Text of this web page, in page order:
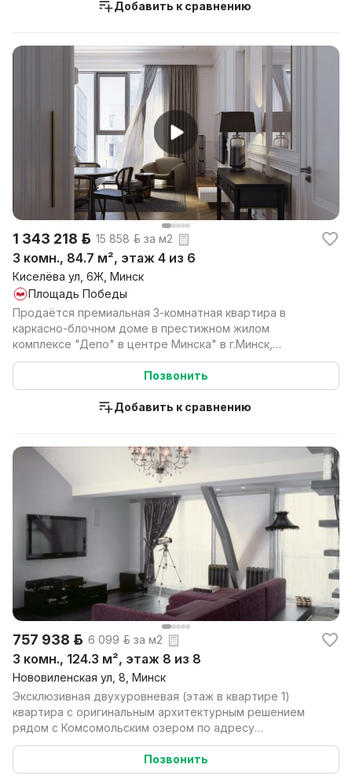
Добавить к сравнению
1 343 218 р. 15 858 р. за м2
3 комн., 84.7 м², этаж 4 из 6
Киселёва ул, 6Ж, Минск
Площадь Победы
Продаётся премиальная 3-комнатная квартира в
каркасно-блочном доме в престижном жилом
комплексе "Депо" в центре Минска" в г.Минск,
ул.Киселёва, дом 6Ж...
Позвонить
Добавить к сравнению
757 938 р. 6 099 р. за м2
3 комн., 124.3 м², этаж 8 из 8
Нововиленская ул, 8, Минск
Эксклюзивная двухуровневая (этаж в квартире 1)
квартира с оригинальным архитектурным решением
рядом с Комсомольским озером по адресу
ул.Нововиленская,...
Позвонить